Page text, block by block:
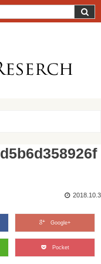
2018.10.3
Google+
Pocket